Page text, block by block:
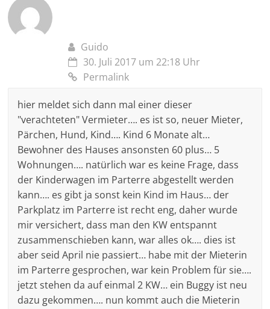
Guido
30. Juli 2017 um 22:18 Uhr
Permalink
hier meldet sich dann mal einer dieser
"verachteten" Vermieter…. es ist so, neuer Mieter,
Pärchen, Hund, Kind…. Kind 6 Monate alt…
Bewohner des Hauses ansonsten 60 plus… 5
Wohnungen…. natürlich war es keine Frage, dass
der Kinderwagen im Parterre abgestellt werden
kann…. es gibt ja sonst kein Kind im Haus… der
Parkplatz im Parterre ist recht eng, daher wurde
mir versichert, dass man den KW entspannt
zusammenschieben kann, war alles ok…. dies ist
aber seid April nie passiert… habe mit der Mieterin
im Parterre gesprochen, war kein Problem für sie….
jetzt stehen da auf einmal 2 KW… ein Buggy ist neu
dazu gekommen…. nun kommt auch die Mieterin